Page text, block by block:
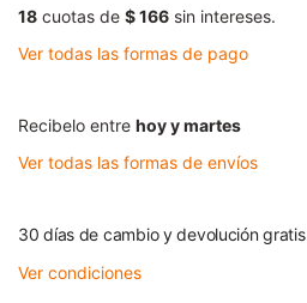
18 cuotas de $ 166 sin intereses.
Ver todas las formas de pago
Recibelo entre hoy y martes
Ver todas las formas de envíos
30 días de cambio y devolución gratis
Ver condiciones